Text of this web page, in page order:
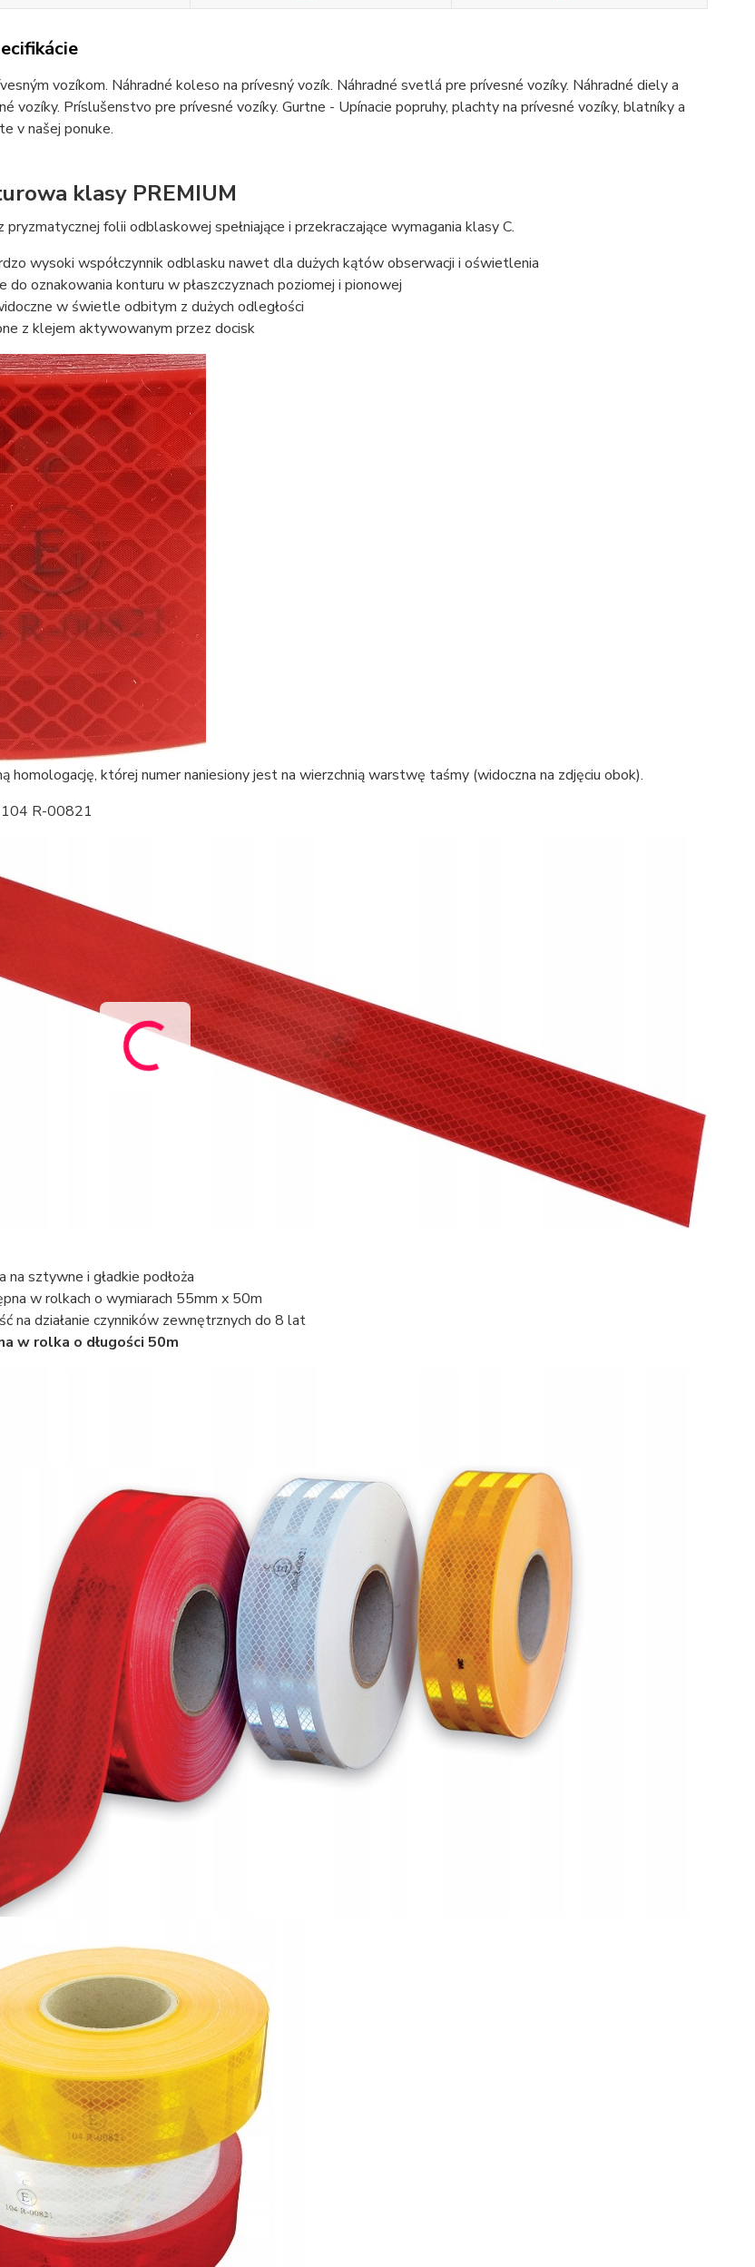
vozíkom. Náhradné koleso na prívesný vozík. Náhradné svetlá pre prívesné vozíky. Náhradné diely a
vozíky. Príslušenstvo pre prívesné vozíky. Gurtne - Upínacie popruhy, plachty na prívesné vozíky, blatníky a
v našej ponuke.
klasy PREMIUM
pryzmatycznej folii odblaskowej spełniające i przekraczające wymagania klasy C.
wysoki współczynnik odblasku nawet dla dużych kątów obserwacji i oświetlenia
do oznakowania konturu w płaszczyznach poziomej i pionowej
w świetle odbitym z dużych odległości
z klejem aktywowanym przez docisk
homologację, której numer naniesiony jest na wierzchnią warstwę taśmy (widoczna na zdjęciu obok).
R-00821
na sztywne i gładkie podłoża
w rolkach o wymiarach 55mm x 50m
na działanie czynników zewnętrznych do 8 lat
w rolka o długości 50m